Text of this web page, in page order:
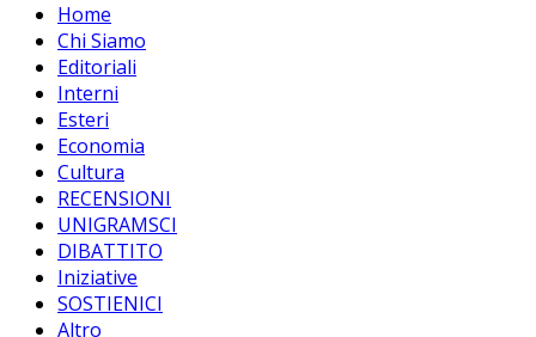
Home
Chi Siamo
Editoriali
Interni
Esteri
Economia
Cultura
RECENSIONI
UNIGRAMSCI
DIBATTITO
Iniziative
SOSTIENICI
Altro